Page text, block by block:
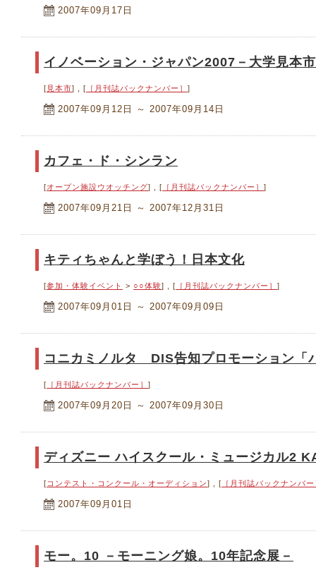
2007年09月17日
イノベーション・ジャパン2007－大学見本市
[ 見本市] , [ ［月刊誌バックナンバー］ ]
2007年09月12日 ～ 2007年09月14日
カフェ・ド・シンラン
[オープン施設ウオッチング] , [ ［月刊誌バックナンバー］ ]
2007年09月21日 ～ 2007年12月31日
キティちゃんと学ぼう！日本文化
[参加・体験イベント > ○○体験] , [ ［月刊誌バックナンバー］ ]
2007年09月01日 ～ 2007年09月09日
コニカミノルタ DIS告知プロモーション「
[ ［月刊誌バックナンバー］ ]
2007年09月20日 ～ 2007年09月30日
ディズニー ハイスクール・ミュージカル2
[ コンテスト・コンクール・オーディション] , [ ［月刊誌バックナンバ
2007年09月01日
モー。10 －モーニング娘。10年記念展－